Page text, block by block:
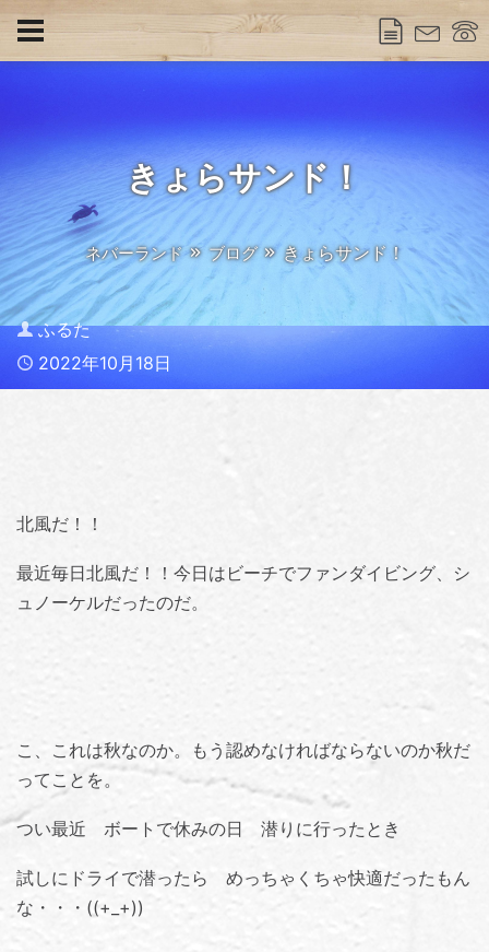
きょらサンド！
ネバーランド ブログ きょらサンド！
Author
ふるた
Published
2022年10月18日
北風だ！！
最近毎日北風だ！！今日はビーチでファンダイビング、シ
ュノーケルだったのだ。
こ、これは秋なのか。もう認めなければならないのか秋だ
ってことを。
つい最近 ボートで休みの日 潜りに行ったとき
試しにドライで潜ったら めっちゃくちゃ快適だったもん
な・・・((+_+))